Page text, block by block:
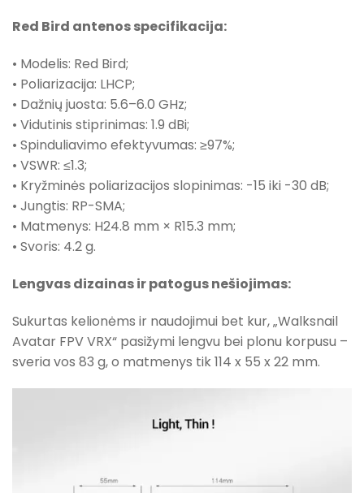
Red Bird antenos specifikacija:
• Modelis: Red Bird;
• Poliarizacija: LHCP;
• Dažnių juosta: 5.6–6.0 GHz;
• Vidutinis stiprinimas: 1.9 dBi;
• Spinduliavimo efektyvumas: ≥97%;
• VSWR: ≤1.3;
• Kryžminės poliarizacijos slopinimas: -15 iki -30 dB;
• Jungtis: RP-SMA;
• Matmenys: H24.8 mm × R15.3 mm;
• Svoris: 4.2 g.
Lengvas dizainas ir patogus nešiojimas:
Sukurtas kelionėms ir naudojimui bet kur, „Walksnail
Avatar FPV VRX“ pasižymi lengvu bei plonu korpusu –
sveria vos 83 g, o matmenys tik 114 x 55 x 22 mm.